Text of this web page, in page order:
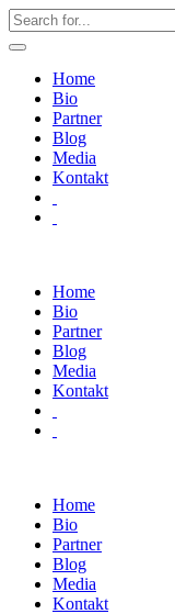
Home
Bio
Partner
Blog
Media
Kontakt
Home
Bio
Partner
Blog
Media
Kontakt
Home
Bio
Partner
Blog
Media
Kontakt